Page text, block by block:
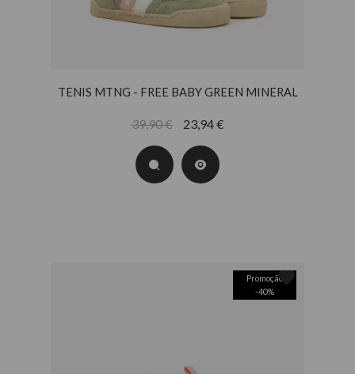
TENIS MTNG - FREE BABY GREEN MINERAL
39,90 € 23,94 €
Promoção
-40%